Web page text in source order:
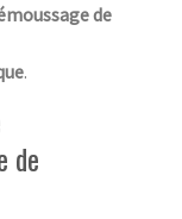
de
.
de